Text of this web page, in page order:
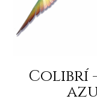
Colibrí